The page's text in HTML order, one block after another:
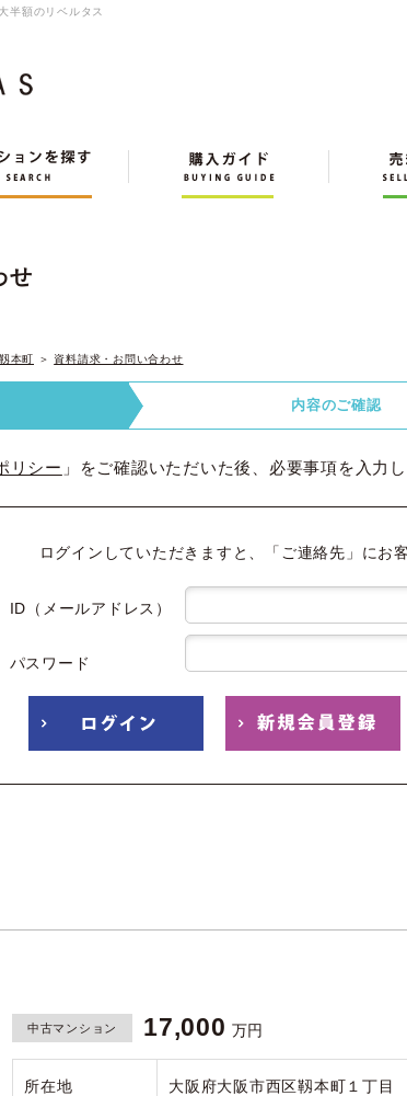
半額のリベルタス
せ
本町 ＞ 資料請求・お問い合わせ
内容のご確認
リシー 」をご確認いただいた後、必要事項を入力
ログインしていただきますと、「ご連絡先」にお
ID（メールアドレス）
パスワード
中古マンション 17,000 万円
所在地 大阪府大阪市西区靱本町１丁目